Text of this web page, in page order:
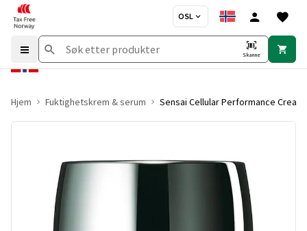
OSL
Skanne
Hjem Fuktighetskrem & serum Sensai Cellular Performance Cream